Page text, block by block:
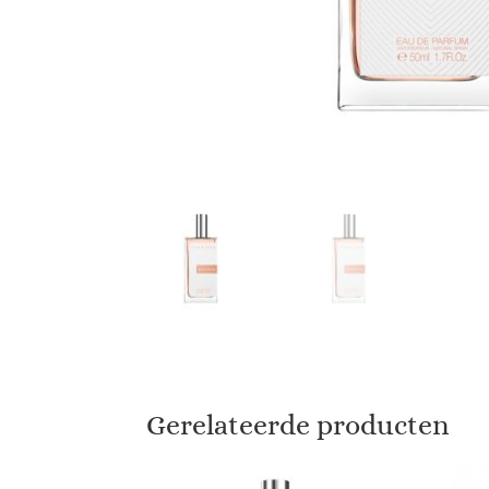
Gerelateerde producten